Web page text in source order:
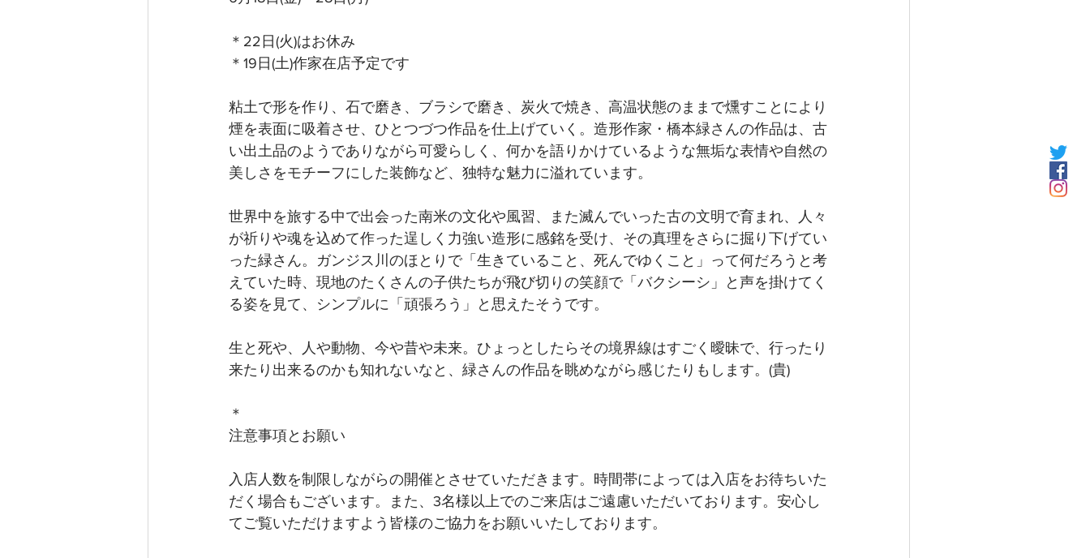
＊22日(火)はお休み
＊19日(土)作家在店予定です
粘土で形を作り、石で磨き、ブラシで磨き、炭火で焼き、高温状態のままで燻すことにより
煙を表面に吸着させ、ひとつづつ作品を仕上げていく。造形作家・橋本緑さんの作品は、古
い出土品のようでありながら可愛らしく、何かを語りかけているような無垢な表情や自然の
美しさをモチーフにした装飾など、独特な魅力に溢れています。
世界中を旅する中で出会った南米の文化や風習、また滅んでいった古の文明で育まれ、人々
が祈りや魂を込めて作った逞しく力強い造形に感銘を受け、その真理をさらに掘り下げてい
った緑さん。ガンジス川のほとりで「生きていること、死んでゆくこと」って何だろうと考
えていた時、現地のたくさんの子供たちが飛び切りの笑顔で「バクシーシ」と声を掛けてく
る姿を見て、シンプルに「頑張ろう」と思えたそうです。
生と死や、人や動物、今や昔や未来。ひょっとしたらその境界線はすごく曖昧で、行ったり
来たり出来るのかも知れないなと、緑さんの作品を眺めながら感じたりもします。(貴)
＊
注意事項とお願い
入店人数を制限しながらの開催とさせていただきます。時間帯によっては入店をお待ちいた
だく場合もございます。また、3名様以上でのご来店はご遠慮いただいております。安心し
てご覧いただけますよう皆様のご協力をお願いいたしております。